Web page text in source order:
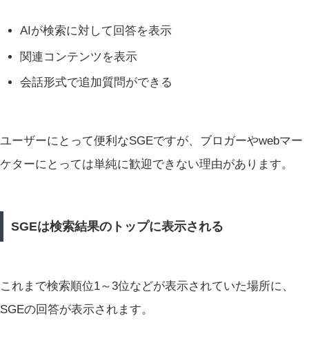
AIが検索に対して回答を表示
関連コンテンツを表示
会話形式で追加質問ができる
ユーザーにとって便利なSGEですが、ブロガーやwebマー
ケターにとっては単純に歓迎できない理由があります。
SGEは検索結果のトップに表示される
これまで検索順位1～3位などが表示されていた場所に、
SGEの回答が表示されます。